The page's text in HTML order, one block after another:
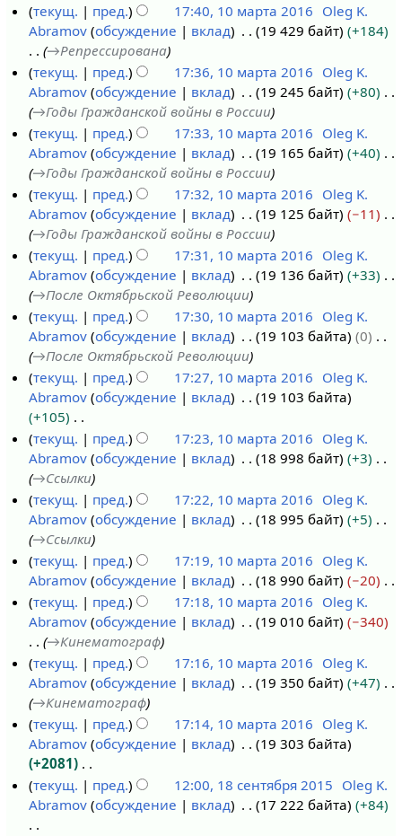
а
в
к
и
текущ.
пред. 17:40, 10 марта 2016 Oleg K.
Abramov обсуждение вклад 19 429 байт
+184
→Репрессирована
текущ.
пред. 17:36, 10 марта 2016 Oleg K.
Abramov обсуждение вклад 19 245 байт
+80
→Годы Гражданской войны в России
текущ.
пред. 17:33, 10 марта 2016 Oleg K.
Abramov обсуждение вклад 19 165 байт
+40
→Годы Гражданской войны в России
текущ.
пред. 17:32, 10 марта 2016 Oleg K.
Abramov обсуждение вклад 19 125 байт
−11
→Годы Гражданской войны в России
текущ.
пред. 17:31, 10 марта 2016 Oleg K.
Abramov обсуждение вклад 19 136 байт
+33
→После Октябрьской Революции
текущ.
пред. 17:30, 10 марта 2016 Oleg K.
Abramov обсуждение вклад 19 103 байта
0
→После Октябрьской Революции
текущ.
пред. 17:27, 10 марта 2016 Oleg K.
Abramov обсуждение вклад
19 103 байта
+105
Н
е
т
о
п
и
с
а
н
и
р
а
в
к
и
текущ. пред. 17:23, 10 марта 2016 Oleg K.
Abramov обсуждение вклад 18 998 байт
+3
→Ссылки
текущ.
пред. 17:22, 10 марта 2016 Oleg K.
Abramov обсуждение вклад 18 995 байт
+5
→Ссылки
текущ.
пред. 17:19, 10 марта 2016 Oleg K.
Abramov обсуждение вклад 18 990 байт
−20
Н
е
о
п
и
с
а
н
и
я
текущ. пред. 17:18, 10 марта 2016 Oleg K.
Abramov обсуждение вклад 19 010 байт
−340
→Кинематограф
текущ.
пред. 17:16, 10 марта 2016 Oleg K.
Abramov обсуждение вклад 19 350 байт
+47
→Кинематограф
текущ.
пред. 17:14, 10 марта 2016 Oleg K.
Abramov обсуждение вклад
19 303 байта
+2081
Н
е
текущ. пред. 12:00, 18 сентября 2015 Oleg K.
Abramov обсуждение вклад 17 222 байта +84